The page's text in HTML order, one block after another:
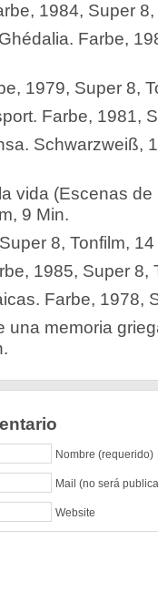
1984, Super
Farbe,
1979, Super 8,
Farbe, 1981,
Schwarzweiß,
vida (Escenas
9 Min.
8, Tonfilm, 14
1985, Super 8,
Farbe, 1978,
una memoria
Nombre (requerido)
Mail (no será
Website